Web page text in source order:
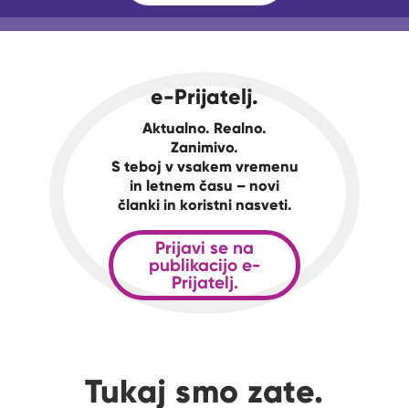
e-Prijatelj.
Aktualno. Realno.
Zanimivo.
S teboj v vsakem vremenu
in letnem času – novi
članki in koristni nasveti.
Prijavi se na
publikacijo e-
Prijatelj.
Tukaj smo zate.